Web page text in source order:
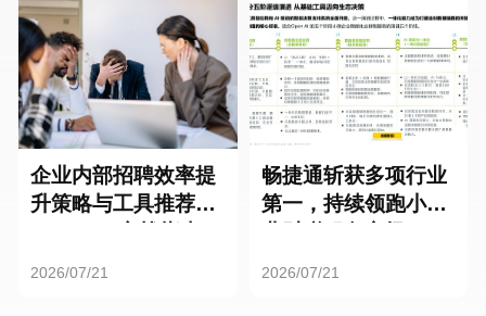
企业内部招聘效率提
升策略与工具推荐：
2026/07/21
畅捷通斩获多项行业
第一，持续领跑小微
2026/07/21